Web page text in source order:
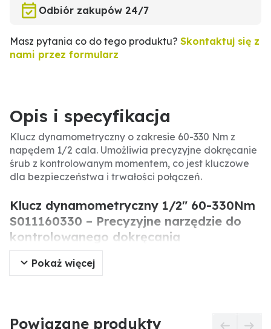
Odbiór zakupów 24/7
Masz pytania co do tego produktu? Skontaktuj się z
nami przez formularz
Opis i specyfikacja
Klucz dynamometryczny o zakresie 60-330 Nm z
napędem 1/2 cala. Umożliwia precyzyjne dokręcanie
śrub z kontrolowanym momentem, co jest kluczowe
dla bezpieczeństwa i trwałości połączeń.
Klucz dynamometryczny 1/2" 60-330Nm
S011160330 – Precyzyjne narzędzie do
kontrolowanego dokręcania
Klucz dynamometryczny o zakresie momentu
obrotowego 60-330 Nm i napędzie 1/2 cala to
zadaną siłą, zapobiegając uszkodzeniom
Pokaż więcej
Powiązane produkty